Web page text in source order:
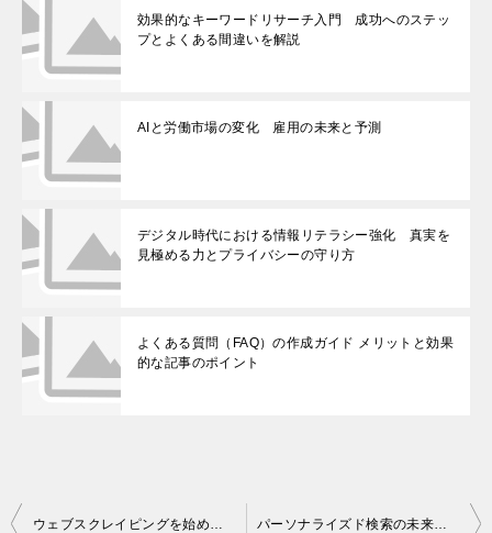
効果的なキーワードリサーチ入門 成功へのステッ
プとよくある間違いを解説
AIと労働市場の変化 雇用の未来と予測
デジタル時代における情報リテラシー強化 真実を
見極める力とプライバシーの守り方
よくある質問（FAQ）の作成ガイド メリットと効果
的な記事のポイント
投
ウェブスクレイピングを始める前に知っておくべき基本と注意点 パーソナライズド検索の未来 ユーザー意図を理解し、カスタマイズされた結果を提供する方法